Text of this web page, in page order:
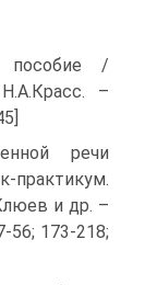
пособие /
–
речи
практикум.
и др. –
56; 173-218;